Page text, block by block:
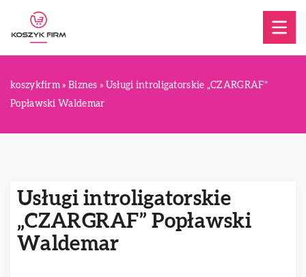
koszykfirm » Biznes » Usługi introligatorskie „CZARGRAF”
Popławski Waldemar
Usługi introligatorskie
„CZARGRAF” Popławski
Waldemar